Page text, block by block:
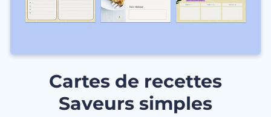
Cartes de recettes
Saveurs simples